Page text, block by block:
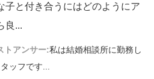
子と付き合うにはどのようにア
良 ...
トアンサー:私は結婚相談所に勤務し
ッフです...